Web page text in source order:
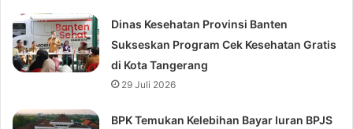
Dinas Kesehatan Provinsi Banten
Sukseskan Program Cek Kesehatan Gratis
di Kota Tangerang
29 Juli 2026
BPK Temukan Kelebihan Bayar Iuran BPJS